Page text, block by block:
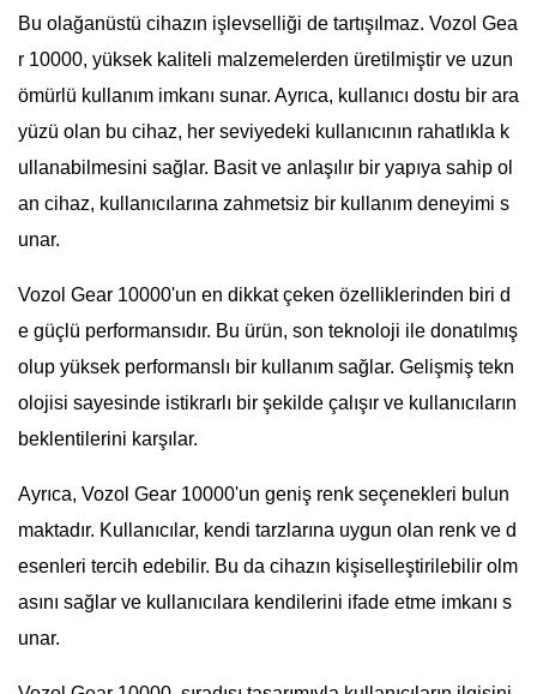
Bu olağanüstü cihazın işlevselliği de tartışılmaz. Vozol Gea
r 10000, yüksek kaliteli malzemelerden üretilmiştir ve uzun
ömürlü kullanım imkanı sunar. Ayrıca, kullanıcı dostu bir ara
yüzü olan bu cihaz, her seviyedeki kullanıcının rahatlıkla k
ullanabilmesini sağlar. Basit ve anlaşılır bir yapıya sahip ol
an cihaz, kullanıcılarına zahmetsiz bir kullanım deneyimi s
unar.
Vozol Gear 10000'un en dikkat çeken özelliklerinden biri d
e güçlü performansıdır. Bu ürün, son teknoloji ile donatılmış
olup yüksek performanslı bir kullanım sağlar. Gelişmiş tekn
olojisi sayesinde istikrarlı bir şekilde çalışır ve kullanıcıların
beklentilerini karşılar.
Ayrıca, Vozol Gear 10000'un geniş renk seçenekleri bulun
maktadır. Kullanıcılar, kendi tarzlarına uygun olan renk ve d
esenleri tercih edebilir. Bu da cihazın kişiselleştirilebilir olm
asını sağlar ve kullanıcılara kendilerini ifade etme imkanı s
unar.